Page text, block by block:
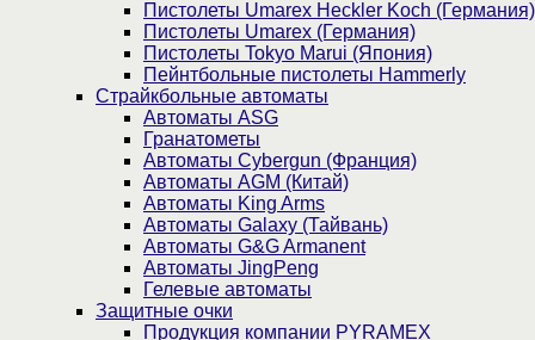
Пистолеты Umarex Heckler Koch (Германия)
Пистолеты Umarex (Германия)
Пистолеты Tokyo Marui (Япония)
Пейнтбольные пистолеты Hammerly
Страйкбольные автоматы
Автоматы ASG
Гранатометы
Автоматы Cybergun (Франция)
Автоматы AGM (Китай)
Автоматы King Arms
Автоматы Galaxy (Тайвань)
Автоматы G&G Armanent
Автоматы JingPeng
Гелевые автоматы
Защитные очки
Продукция компании PYRAMEX